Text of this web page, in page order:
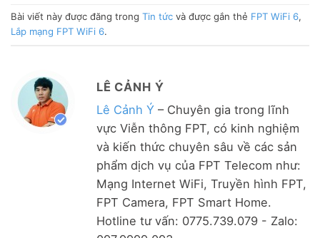
Bài viết này được đăng trong Tin tức và được gắn thẻ FPT WiFi 6,
Lắp mạng FPT WiFi 6.
LÊ CẢNH Ý
Lê Cảnh Ý – Chuyên gia trong lĩnh
vực Viễn thông FPT, có kinh nghiệm
và kiến thức chuyên sâu về các sản
phẩm dịch vụ của FPT Telecom như:
Mạng Internet WiFi, Truyền hình FPT,
FPT Camera, FPT Smart Home.
Hotline tư vấn: 0775.739.079 - Zalo: